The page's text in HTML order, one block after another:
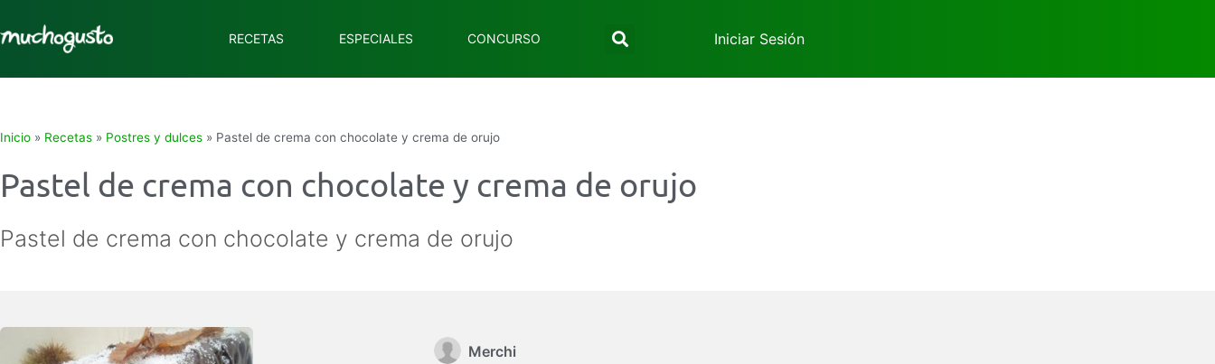
RECETAS ESPECIALES CONCURSO Iniciar Sesión
Inicio » Recetas » Postres y dulces » Pastel de crema con chocolate y crema de orujo
Pastel de crema con chocolate y crema de orujo
Pastel de crema con chocolate y crema de orujo
Merchi